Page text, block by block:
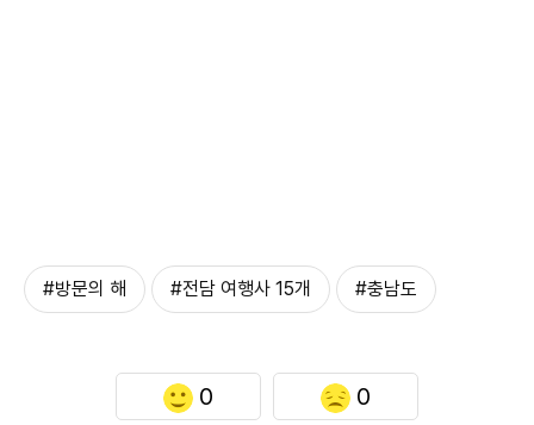
#방문의 해 #전담 여행사 15개 #충남도
0 0